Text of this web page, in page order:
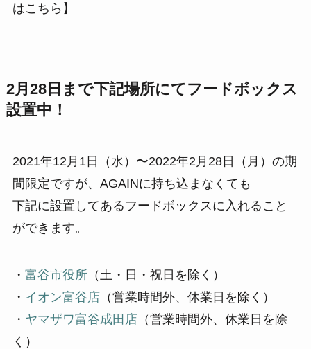
はこちら】
2月28日まで下記場所にてフードボックス
設置中！
2021年12月1日（水）〜2022年2月28日（月）の期
間限定ですが、AGAINに持ち込まなくても
下記に設置してあるフードボックスに入れること
ができます。
・ 富谷市役所（土・日・祝日を除く）
・ イオン富谷店（営業時間外、休業日を除く）
・ ヤマザワ富谷成田店（営業時間外、休業日を除
く）